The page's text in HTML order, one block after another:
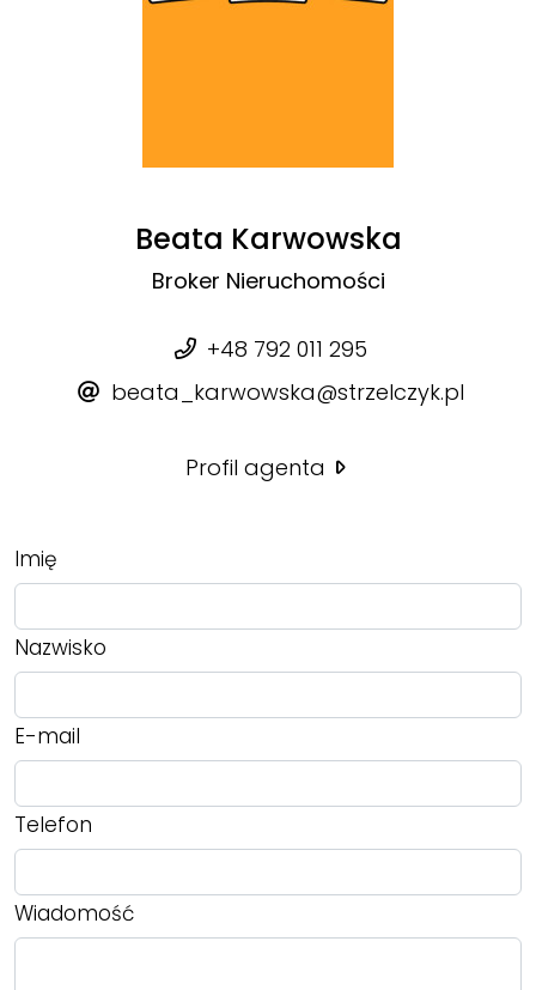
Beata Karwowska
Broker Nieruchomości
+48 792 011 295
beata_karwowska@strzelczyk.pl
Profil agenta
Imię
Nazwisko
E-mail
Telefon
Wiadomość